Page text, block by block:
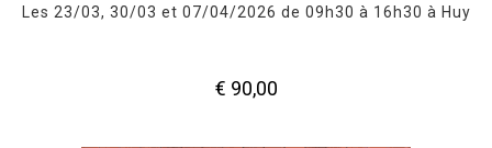
Les 23/03, 30/03 et 07/04/2026 de 09h30 à 16h30 à Huy
€ 90,00